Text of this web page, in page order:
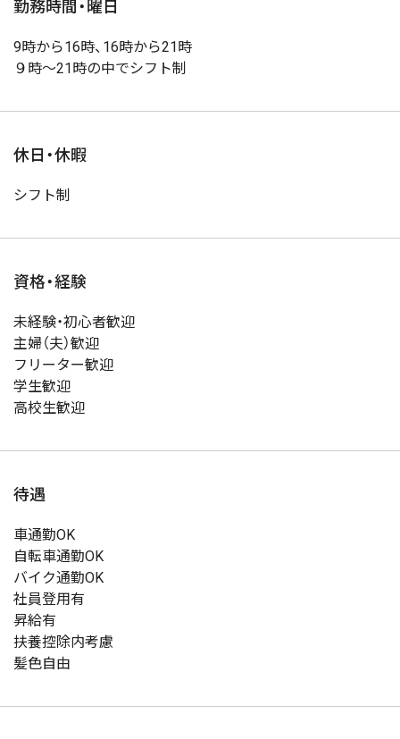
勤務時間・曜日
9時から16時、16時から21時
９時～21時の中でシフト制
休日・休暇
シフト制
資格・経験
未経験・初心者歓迎
主婦（夫）歓迎
フリーター歓迎
学生歓迎
高校生歓迎
待遇
車通勤OK
自転車通勤OK
バイク通勤OK
社員登用有
昇給有
扶養控除内考慮
髪色自由